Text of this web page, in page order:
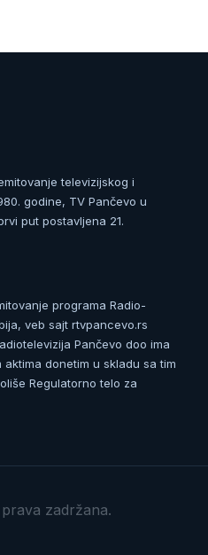
televizijskog i
godine, TV Pančevo u
put postavljena 21.
programa Radio-
veb sajt rtvpancevo.rs
Pančevo doo ima
donetim u skladu sa tim
Regulatorno telo za
zadržana.